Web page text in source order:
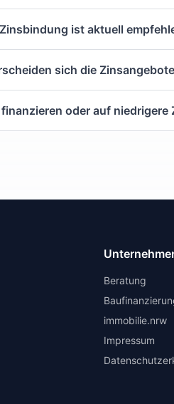
ist aktuell
sich die
oder auf niedrigere
Beratung
immobilie.nrw
Impressum